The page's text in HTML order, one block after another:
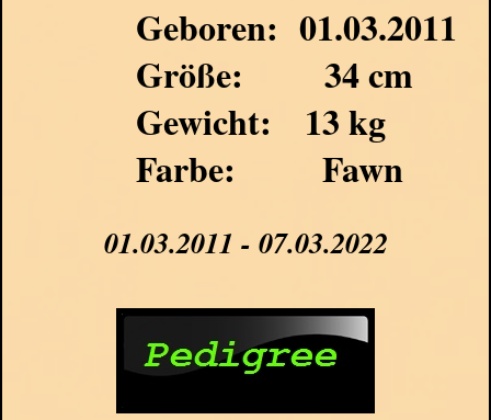
Geboren: 01.03.2011
Größe: 34 cm
Gewicht: 13 kg
Farbe: Fawn
01.03.2011 - 07.03.2022